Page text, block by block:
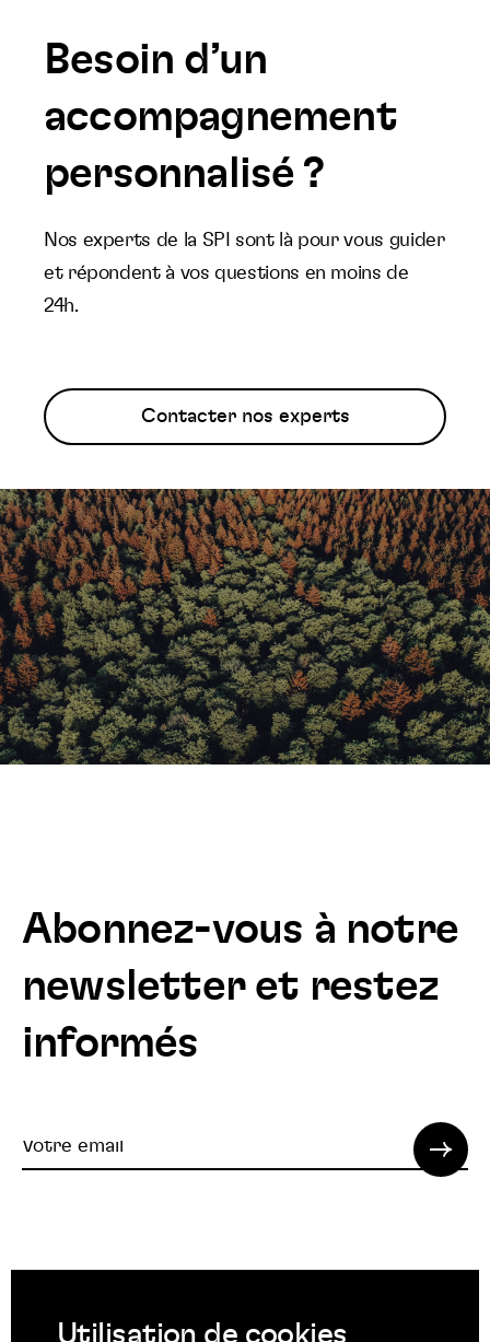
Besoin d’un
accompagnement
personnalisé ?
Nos experts de la SPI sont là pour vous guider
et répondent à vos questions en moins de
24h.
Contacter nos experts
Abonnez-vous à notre
newsletter et restez
informés
Votre
Utilisation de cookies